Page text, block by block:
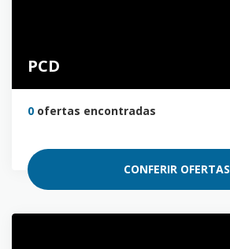
PCD
0 ofertas encontradas
CONFERIR OFERTAS